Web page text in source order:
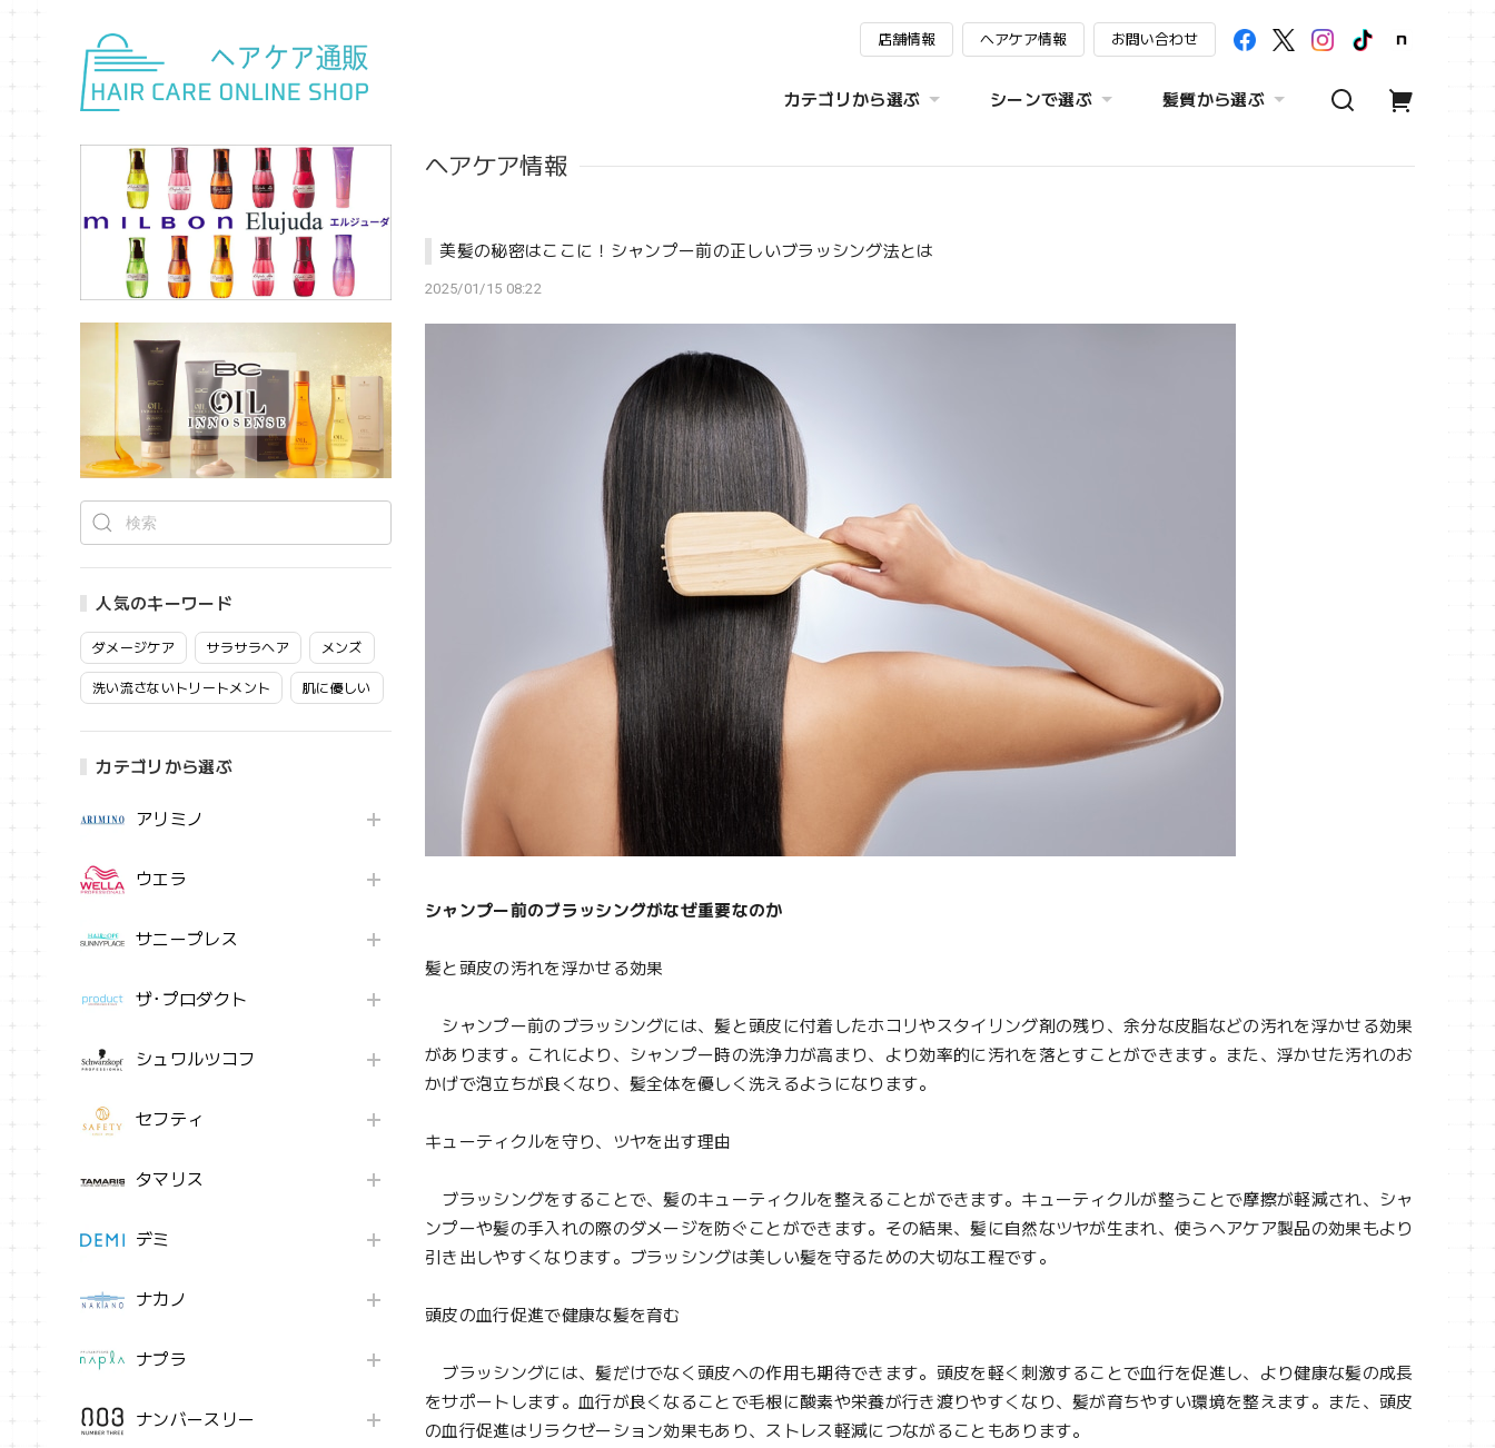
店舗情報 ヘアケア情報 お問い合わせ
カテゴリから選ぶ シーンで選ぶ 髪質から選ぶ
人気のキーワード
ダメージケア サラサラヘア メンズ
洗い流さないトリートメント 肌に優しい
カテゴリから選ぶ
アリミノ
ウエラ
サニープレス
ザ･プロダクト
シュワルツコフ
セフティ
タマリス
デミ
ナカノ
ナプラ
ナンバースリー
ヘアケア情報
美髪の秘密はここに！シャンプー前の正しいブラッシング法とは
2025/01/15 08:22
シャンプー前のブラッシングがなぜ重要なのか
髪と頭皮の汚れを浮かせる効果
シャンプー前のブラッシングには、髪と頭皮に付着したホコリやスタイリング剤の残り、余分な皮脂などの汚れを浮かせる効果
があります。これにより、シャンプー時の洗浄力が高まり、より効率的に汚れを落とすことができます。また、浮かせた汚れのお
かげで泡立ちが良くなり、髪全体を優しく洗えるようになります。
キューティクルを守り、ツヤを出す理由
ブラッシングをすることで、髪のキューティクルを整えることができます。キューティクルが整うことで摩擦が軽減され、シャ
ンプーや髪の手入れの際のダメージを防ぐことができます。その結果、髪に自然なツヤが生まれ、使うヘアケア製品の効果もより
引き出しやすくなります。ブラッシングは美しい髪を守るための大切な工程です。
頭皮の血行促進で健康な髪を育む
ブラッシングには、髪だけでなく頭皮への作用も期待できます。頭皮を軽く刺激することで血行を促進し、より健康な髪の成長
をサポートします。血行が良くなることで毛根に酸素や栄養が行き渡りやすくなり、髪が育ちやすい環境を整えます。また、頭皮
の血行促進はリラクゼーション効果もあり、ストレス軽減につながることもあります。